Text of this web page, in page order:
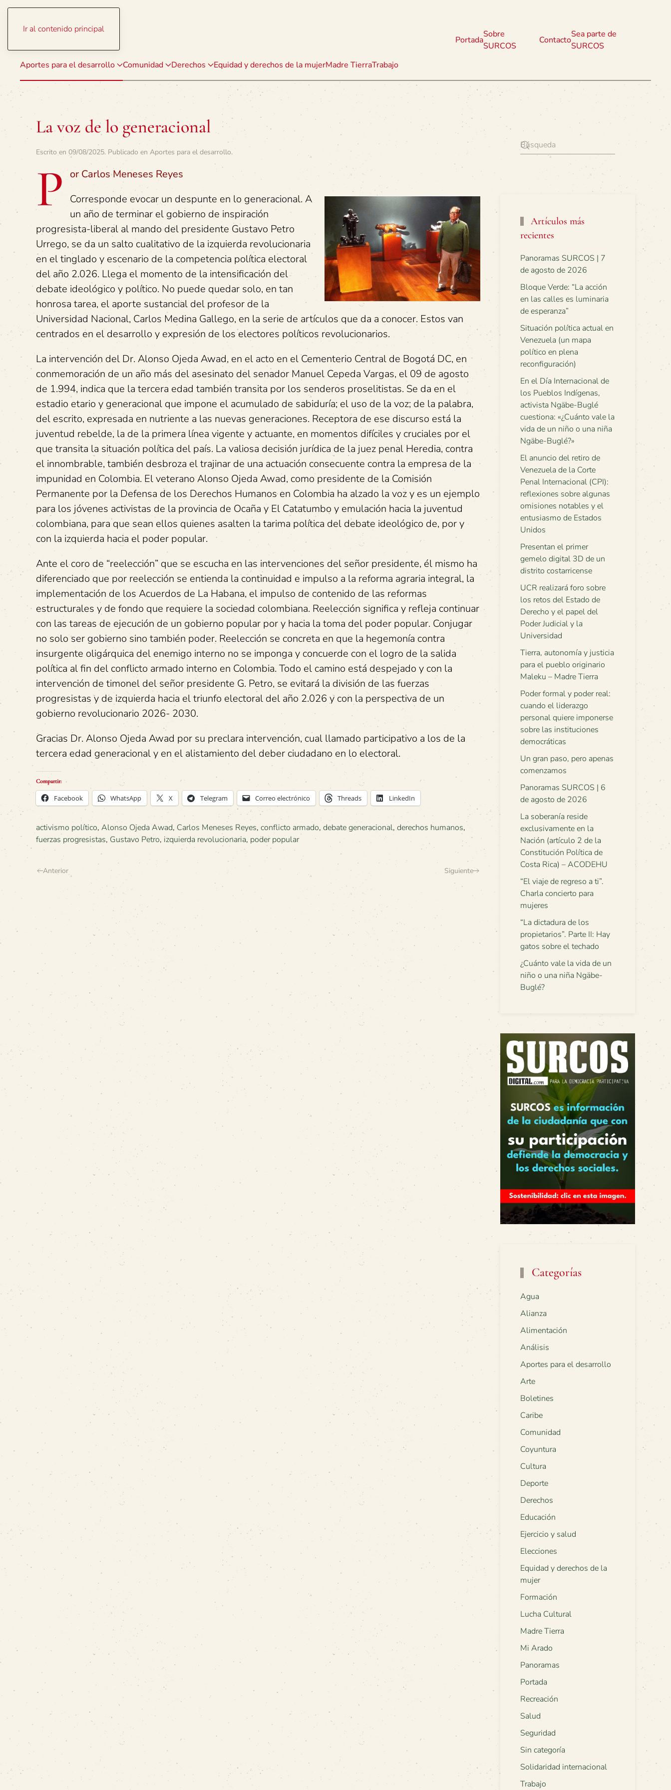
Ir al contenido principal
Aportes para el desarrollo Comunidad Derechos Equidad y derechos de la mujerMadre TierraTrabajo
Portada
Sobre
SURCOS
Contacto
Sea parte de
SURCOS
La voz de lo generacional
Escrito en 09/08/2025. Publicado en Aportes para el desarrollo.
P
or Carlos Meneses Reyes
Corresponde evocar un despunte en lo generacional. A
un año de terminar el gobierno de inspiración
progresista-liberal al mando del presidente Gustavo Petro
Urrego, se da un salto cualitativo de la izquierda revolucionaria
en el tinglado y escenario de la competencia política electoral
del año 2.026. Llega el momento de la intensificación del
debate ideológico y político. No puede quedar solo, en tan
honrosa tarea, el aporte sustancial del profesor de la
Universidad Nacional, Carlos Medina Gallego, en la serie de artículos que da a conocer. Estos van
centrados en el desarrollo y expresión de los electores políticos revolucionarios.
La intervención del Dr. Alonso Ojeda Awad, en el acto en el Cementerio Central de Bogotá DC, en
conmemoración de un año más del asesinato del senador Manuel Cepeda Vargas, el 09 de agosto
de 1.994, indica que la tercera edad también transita por los senderos proselitistas. Se da en el
estadio etario y generacional que impone el acumulado de sabiduría; el uso de la voz; de la palabra,
del escrito, expresada en nutriente a las nuevas generaciones. Receptora de ese discurso está la
juventud rebelde, la de la primera línea vigente y actuante, en momentos difíciles y cruciales por el
que transita la situación política del país. La valiosa decisión jurídica de la juez penal Heredia, contra
el innombrable, también desbroza el trajinar de una actuación consecuente contra la empresa de la
impunidad en Colombia. El veterano Alonso Ojeda Awad, como presidente de la Comisión
Permanente por la Defensa de los Derechos Humanos en Colombia ha alzado la voz y es un ejemplo
para los jóvenes activistas de la provincia de Ocaña y El Catatumbo y emulación hacia la juventud
colombiana, para que sean ellos quienes asalten la tarima política del debate ideológico de, por y
con la izquierda hacia el poder popular.
Ante el coro de “reelección” que se escucha en las intervenciones del señor presidente, él mismo ha
diferenciado que por reelección se entienda la continuidad e impulso a la reforma agraria integral, la
implementación de los Acuerdos de La Habana, el impulso de contenido de las reformas
estructurales y de fondo que requiere la sociedad colombiana. Reelección significa y refleja continuar
con las tareas de ejecución de un gobierno popular por y hacia la toma del poder popular. Conjugar
no solo ser gobierno sino también poder. Reelección se concreta en que la hegemonía contra
insurgente oligárquica del enemigo interno no se imponga y concuerde con el logro de la salida
política al fin del conflicto armado interno en Colombia. Todo el camino está despejado y con la
intervención de timonel del señor presidente G. Petro, se evitará la división de las fuerzas
progresistas y de izquierda hacia el triunfo electoral del año 2.026 y con la perspectiva de un
gobierno revolucionario 2026- 2030.
Gracias Dr. Alonso Ojeda Awad por su preclara intervención, cual llamado participativo a los de la
tercera edad generacional y en el alistamiento del deber ciudadano en lo electoral.
Compartir:
Facebook WhatsApp X Telegram Correo electrónico Threads LinkedIn
activismo político, Alonso Ojeda Awad, Carlos Meneses Reyes, conflicto armado, debate generacional, derechos humanos,
fuerzas progresistas, Gustavo Petro, izquierda revolucionaria, poder popular
Anterior Siguiente
Artículos más
recientes
Panoramas SURCOS | 7
de agosto de 2026
Bloque Verde: “La acción
en las calles es luminaria
de esperanza”
Situación política actual en
Venezuela (un mapa
político en plena
reconfiguración)
En el Día Internacional de
los Pueblos Indígenas,
activista Ngäbe-Buglé
cuestiona: «¿Cuánto vale la
vida de un niño o una niña
Ngäbe-Buglé?»
El anuncio del retiro de
Venezuela de la Corte
Penal Internacional (CPI):
reflexiones sobre algunas
omisiones notables y el
entusiasmo de Estados
Unidos
Presentan el primer
gemelo digital 3D de un
distrito costarricense
UCR realizará foro sobre
los retos del Estado de
Derecho y el papel del
Poder Judicial y la
Universidad
Tierra, autonomía y justicia
para el pueblo originario
Maleku – Madre Tierra
Poder formal y poder real:
cuando el liderazgo
personal quiere imponerse
sobre las instituciones
democráticas
Un gran paso, pero apenas
comenzamos
Panoramas SURCOS | 6
de agosto de 2026
La soberanía reside
exclusivamente en la
Nación (artículo 2 de la
Constitución Política de
Costa Rica) – ACODEHU
“El viaje de regreso a ti”.
Charla concierto para
mujeres
“La dictadura de los
propietarios”. Parte II: Hay
gatos sobre el techado
¿Cuánto vale la vida de un
niño o una niña Ngäbe-
Buglé?
Categorías
Agua
Alianza
Alimentación
Análisis
Aportes para el desarrollo
Arte
Boletines
Caribe
Comunidad
Coyuntura
Cultura
Deporte
Derechos
Educación
Ejercicio y salud
Elecciones
Equidad y derechos de la
mujer
Formación
Lucha Cultural
Madre Tierra
Mi Arado
Panoramas
Portada
Recreación
Salud
Seguridad
Sin categoría
Solidaridad internacional
Trabajo